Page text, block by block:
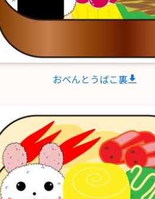
おべんとうばこ裏